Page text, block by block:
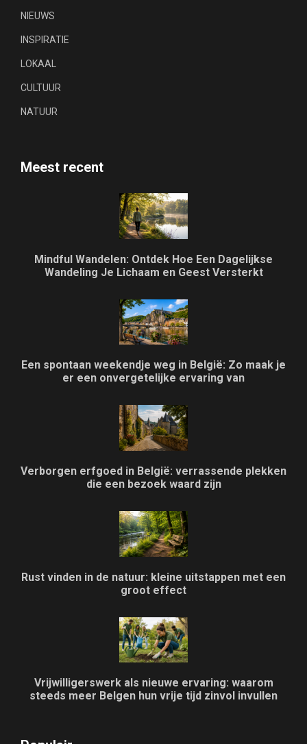
NIEUWS
INSPIRATIE
LOKAAL
CULTUUR
NATUUR
Meest recent
Mindful Wandelen: Ontdek Hoe Een Dagelijkse
Wandeling Je Lichaam en Geest Versterkt
Een spontaan weekendje weg in België: Zo maak je
er een onvergetelijke ervaring van
Verborgen erfgoed in België: verrassende plekken
die een bezoek waard zijn
Rust vinden in de natuur: kleine uitstappen met een
groot effect
Vrijwilligerswerk als nieuwe ervaring: waarom
steeds meer Belgen hun vrije tijd zinvol invullen